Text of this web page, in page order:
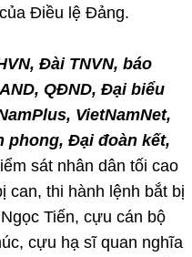
Điều lệ Đảng.
Đài TNVN, báo
QĐND, Đại biểu
VietNamNet,
phong, Đại đoàn kết,
sát nhân dân tối cao
can, thi hành lệnh bắt bị
Tiến, cựu cán bộ
cựu hạ sĩ quan nghĩa